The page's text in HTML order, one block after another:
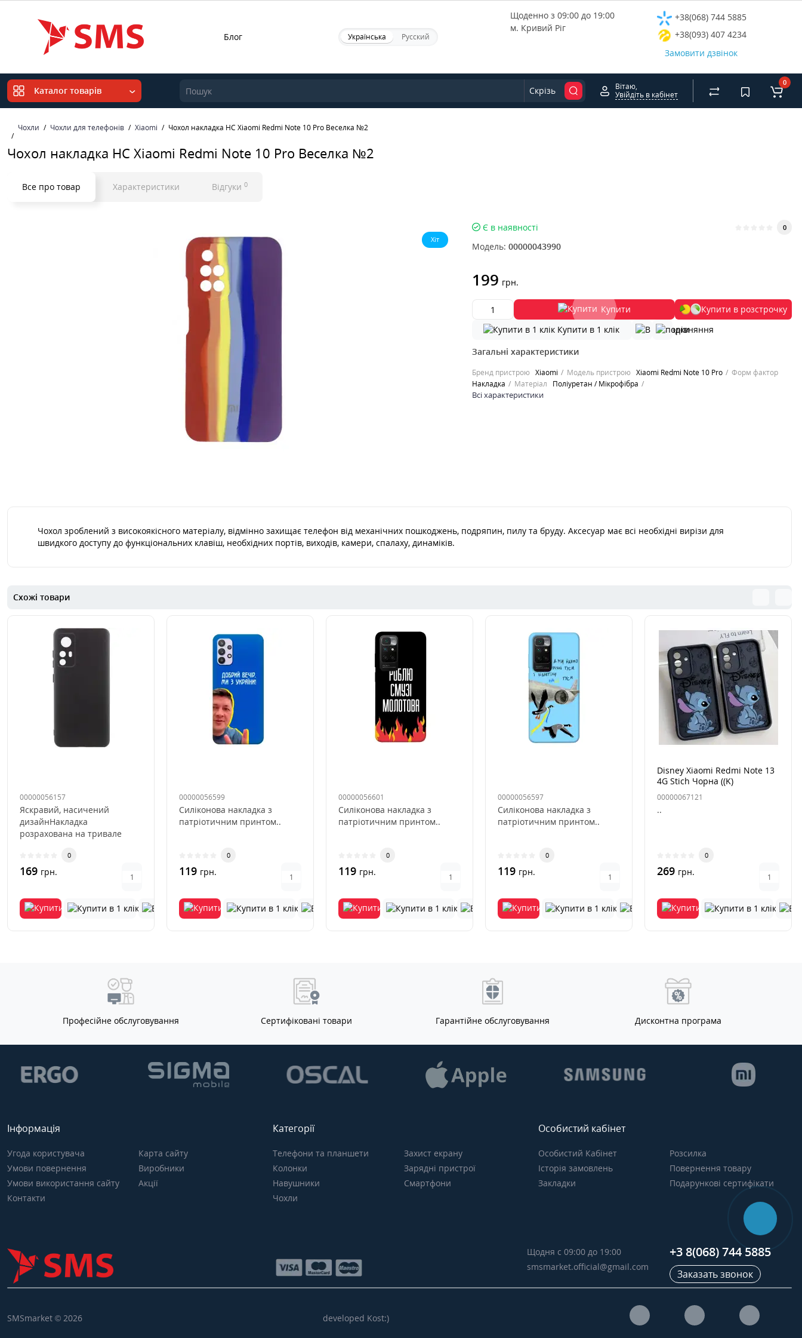
Блог Українська Русский
Щоденно з 09:00 до 19:00
м. Кривий Ріг
+38(068) 744 5885
+38(093) 407 4234
Замовити дзвінок
Каталог товарів Скрізь
Вітаю,
Увійдіть в кабінет
0
Чохли Чохли для телефонів Xiaomi Чохол накладка HC Xiaomi Redmi Note 10 Pro Веселка №2
Чохол накладка HC Xiaomi Redmi Note 10 Pro Веселка №2
Все про товар Характеристики Відгуки 0
Хіт
Є в наявності 0
Модель: 00000043990
199 грн.
Купити
Купити в розстрочку
Купити в 1 клік
Загальні характеристики
Бренд пристрою Xiaomi Модель пристрою Xiaomi Redmi Note 10 Pro
Форм фактор
Накладка
Матеріал Поліуретан / Мікрофібра
Всі характеристики
Чохол зроблений з високоякісного матеріалу, відмінно захищає телефон від механічних пошкоджень, подряпин, пилу та бруду. Аксесуар має всі необхідні вирізи для
швидкого доступу до функціональних клавіш, необхідних портів, виходів, камери, спалаху, динаміків.
Схожі товари
00000056157
Яскравий, насичений
дизайнНакладка
розрахована на тривале
деформація та виц..
0
169 грн.
00000056599
Силіконова накладка з
патріотичним принтом..
0
119 грн.
00000056601
Силіконова накладка з
патріотичним принтом..
0
119 грн.
00000056597
Силіконова накладка з
патріотичним принтом..
0
119 грн.
Disney Xiaomi Redmi Note 13
4G Stich Чорна ((K)
00000067121
..
0
269 грн.
Професійне обслуговування Сертифіковані товари Гарантійне обслуговування Дисконтна програма
Інформація
Угода користувача
Умови повернення
Умови використання сайту
Контакти
Карта сайту
Виробники
Акції
Категорії
Телефони та планшети
Колонки
Навушники
Чохли
Захист екрану
Зарядні пристрої
Смартфони
Особистий кабінет
Особистий Кабінет
Історія замовлень
Закладки
Розсилка
Повернення товару
Подарункові сертифікати
Щодня с 09:00 до 19:00
smsmarket.official@gmail.com
+3 8(068) 744 5885
Заказать звонок
SMSmarket © 2026 developed Kost:)